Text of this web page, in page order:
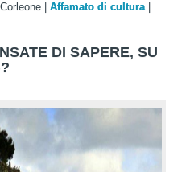
Corleone Affamato di cultura
DI SAPERE, SU